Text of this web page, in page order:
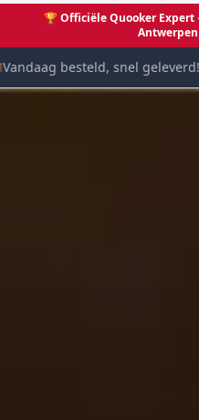
🏆 Officiële Quooker Expert
besteld, snel geleverd!